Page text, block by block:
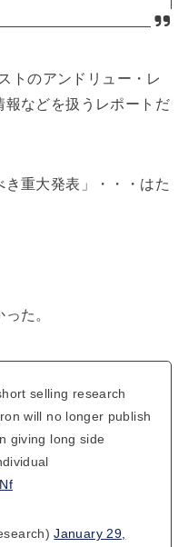
トのアンドリュー・レ
報などを扱うレポートだ
き重大発表」・・・はた
た。
selling research
will no longer publish
giving long side
January 29,